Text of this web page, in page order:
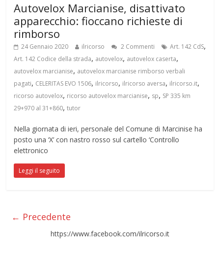
Autovelox Marcianise, disattivato
apparecchio: fioccano richieste di
rimborso
24 Gennaio 2020 ilricorso 2 Commenti Art. 142 CdS,
Art. 142 Codice della strada, autovelox, autovelox caserta,
autovelox marcianise, autovelox marcianise rimborso verbali
pagati, CELERITAS EVO 1506, ilricorso, ilricorso aversa, ilricorso.it,
ricorso autovelox, ricorso autovelox marcianise, sp, SP 335 km
29+970 al 31+860,tutor
Nella giornata di ieri, personale del Comune di Marcinise ha
posto una ‘X’ con nastro rosso sul cartello ‘Controllo
elettronico
Leggi il seguito
← Precedente
https://www.facebook.com/ilricorso.it